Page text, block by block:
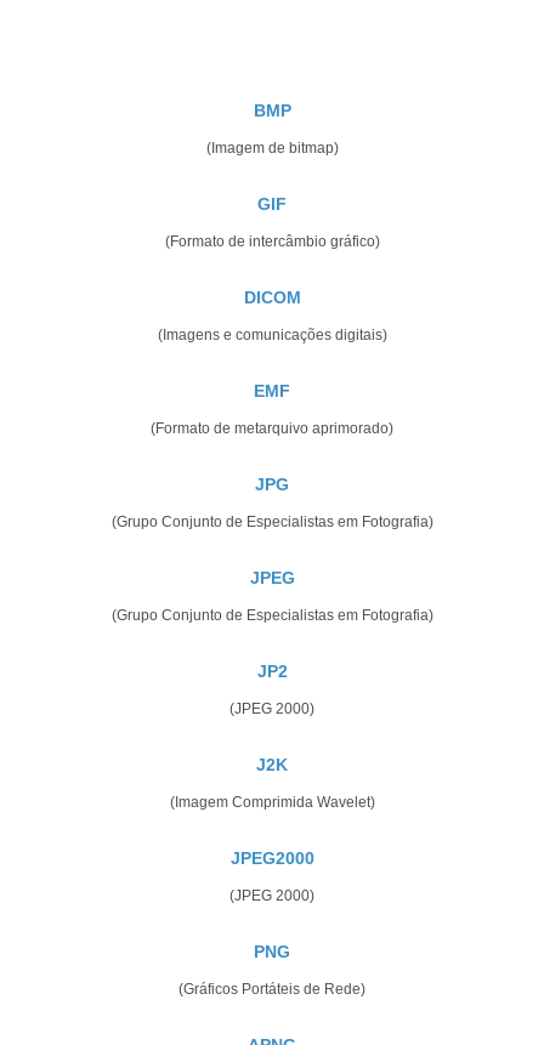
BMP
(Imagem de bitmap)
GIF
(Formato de intercâmbio gráfico)
DICOM
(Imagens e comunicações digitais)
EMF
(Formato de metarquivo aprimorado)
JPG
(Grupo Conjunto de Especialistas em Fotografia)
JPEG
(Grupo Conjunto de Especialistas em Fotografia)
JP2
(JPEG 2000)
J2K
(Imagem Comprimida Wavelet)
JPEG2000
(JPEG 2000)
PNG
(Gráficos Portáteis de Rede)